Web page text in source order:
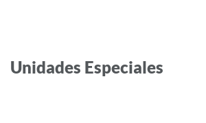
Unidades Especiales